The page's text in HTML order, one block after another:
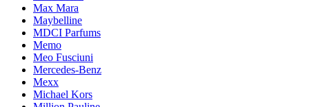
Max Mara
Maybelline
MDCI Parfums
Memo
Meo Fusciuni
Mercedes-Benz
Mexx
Michael Kors